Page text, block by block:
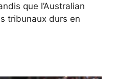
que l’Australian
tribunaux durs en